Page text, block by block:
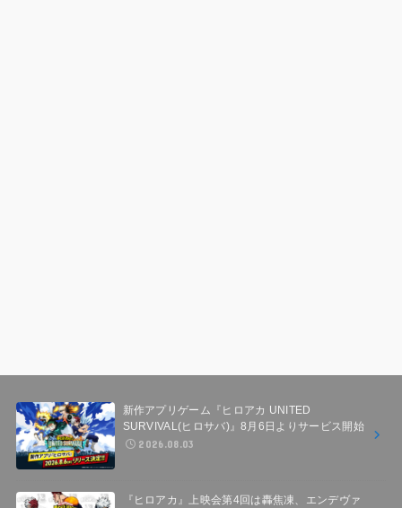
新作アプリゲーム『ヒロアカ UNITED
SURVIVAL(ヒロサバ)』8月6日よりサービス開始
2026.08.03
『ヒロアカ』上映会第4回は轟焦凍、エンデヴァ